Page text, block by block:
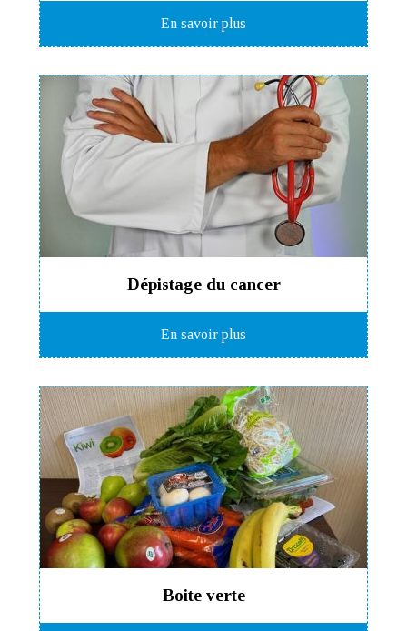
En savoir plus
Dépistage du cancer
En savoir plus
Boite verte